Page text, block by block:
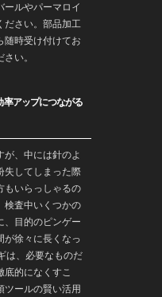
ールやパーマロイ
ださい。部品加工
随時受け付けてお
い。
率アップにつながる
が、中には針のよ
失してしまった際
もいらっしゃるの
検査中いくつかの
、目的のピンゲー
が徐々に長くなっ
は、必要なものだ
底的になくすこ
ツールの賢い活用